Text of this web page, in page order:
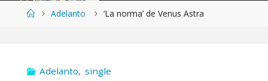
PáginaAdelanto ‘La norma’ de Venus Astra
Adelanto, single